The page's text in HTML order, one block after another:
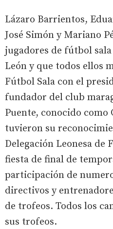
Lázaro Barrientos,
José Simón y Mariano
jugadores de fútbol
León y que todos ellos
Fútbol Sala con el
fundador del club
Puente, conocido como
tuvieron su
Delegación Leonesa de
fiesta de final de
participación de
directivos y
de trofeos. Todos los
sus trofeos.